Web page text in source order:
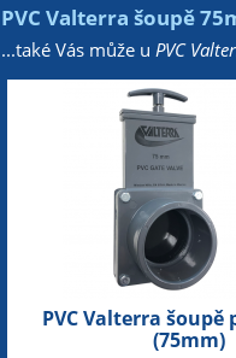
PVC Valterra šoupě
...také Vás může u PVC
PVC Valterra šoupě
(75mm)